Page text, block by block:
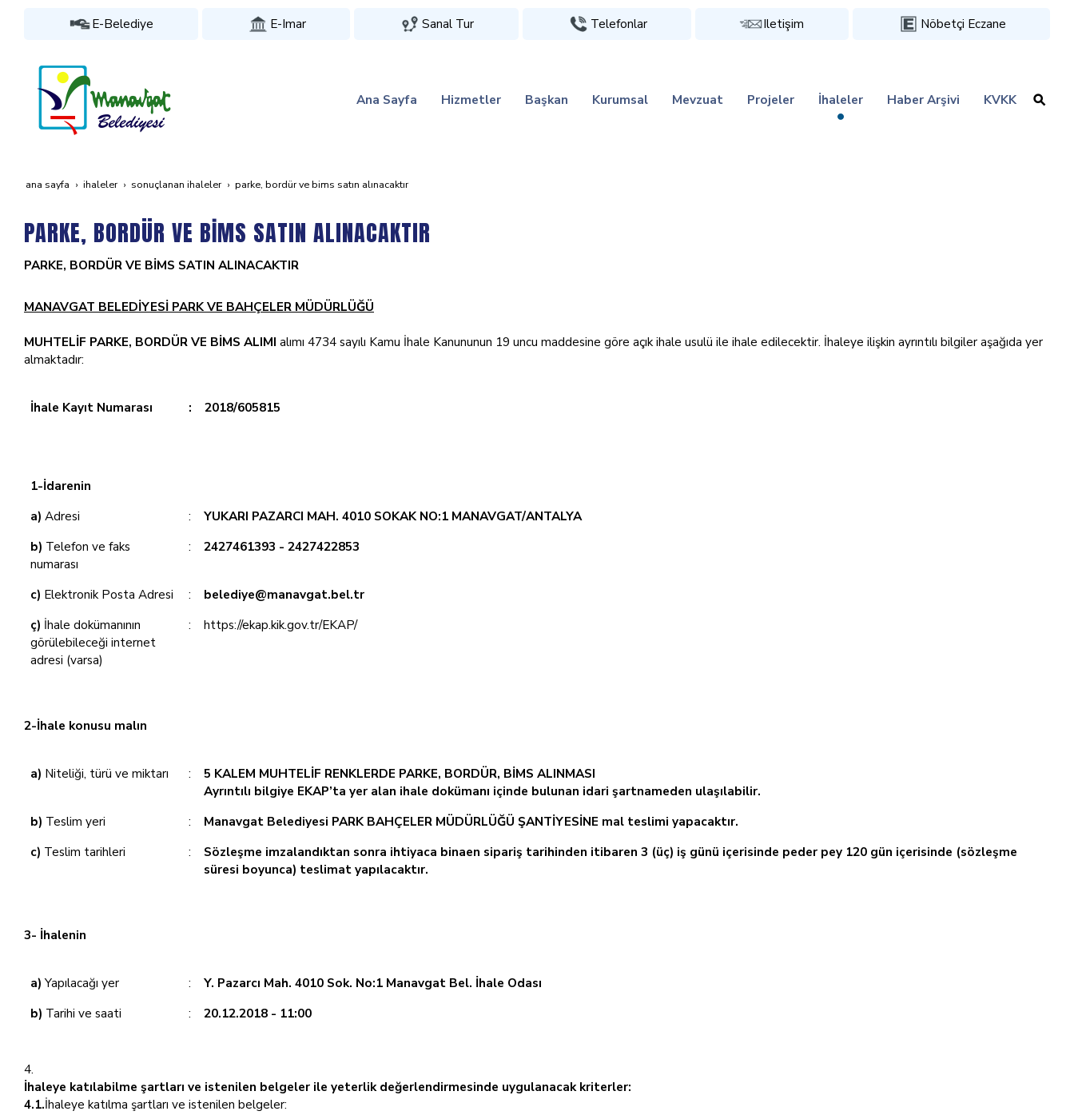
E-Belediye E-Imar Sanal Tur Telefonlar Iletişim Nöbetçi Eczane
Ana Sayfa Hizmetler Başkan Kurumsal Mevzuat Projeler İhaleler Haber Arşivi KVKK
ana sayfa i̇haleler sonuçlanan i̇haleler parke, bordür ve bi̇ms satin alinacaktir
PARKE, BORDÜR VE BİMS SATIN ALINACAKTIR
PARKE, BORDÜR VE BİMS SATIN ALINACAKTIR
MANAVGAT BELEDİYESİ PARK VE BAHÇELER MÜDÜRLÜĞÜ
MUHTELİF PARKE, BORDÜR VE BİMS ALIMI alımı 4734 sayılı Kamu İhale Kanununun 19 uncu maddesine göre açık ihale usulü ile ihale edilecektir. İhaleye ilişkin ayrıntılı bilgiler aşağıda yer
almaktadır:
İhale Kayıt Numarası : 2018/605815
1-İdarenin
a) Adresi :
YUKARI PAZARCI MAH. 4010 SOKAK NO:1 MANAVGAT/ANTALYA
b) Telefon ve faks
numarası
: 2427461393 - 2427422853
c) Elektronik Posta Adresi :
belediye@manavgat.bel.tr
ç) İhale dokümanının
görülebileceği internet
adresi (varsa)
: https://ekap.kik.gov.tr/EKAP/
2-İhale konusu malın
a) Niteliği, türü ve miktarı :
5 KALEM MUHTELİF RENKLERDE PARKE, BORDÜR, BİMS ALINMASI
Ayrıntılı bilgiye EKAP’ta yer alan ihale dokümanı içinde bulunan idari şartnameden ulaşılabilir.
b) Teslim yeri :
Manavgat Belediyesi PARK BAHÇELER MÜDÜRLÜĞÜ ŞANTİYESİNE mal teslimi yapacaktır.
c) Teslim tarihleri :
Sözleşme imzalandıktan sonra ihtiyaca binaen sipariş tarihinden itibaren 3 (üç) iş günü içerisinde peder pey 120 gün içerisinde (sözleşme
süresi boyunca) teslimat yapılacaktır.
3- İhalenin
a)Yapılacağı yer :
Y. Pazarcı Mah. 4010 Sok. No:1 Manavgat Bel. İhale Odası
b) Tarihi ve saati : 20.12.2018 - 11:00
İhaleye katılabilme şartları ve istenilen belgeler ile yeterlik değerlendirmesinde uygulanacak kriterler:
4.1.İhaleye katılma şartları ve istenilen belgeler: